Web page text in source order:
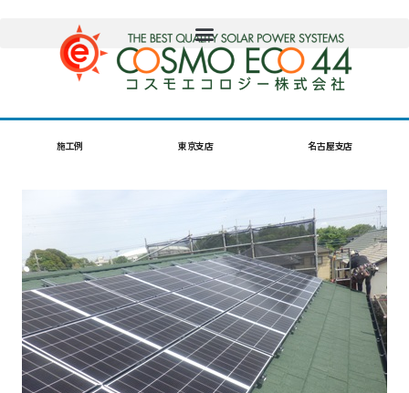
施工例 東京支店 名古屋支店